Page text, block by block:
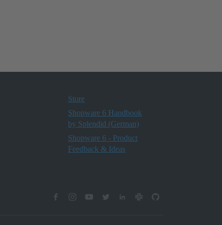
Store
Shopware 6 Handbook
by Splendid (German)
Shopware 6 - Product
Feedback & Ideas